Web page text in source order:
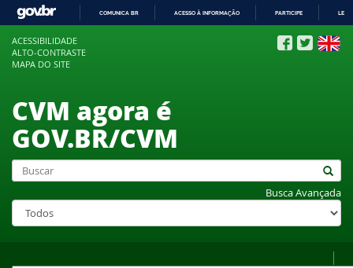
COMUNICA BR ACESSO À INFORMAÇÃO PARTICIPE
ACESSIBILIDADE
ALTO-CONTRASTE
MAPA DO SITE
CVM agora é
GOV.BR/CVM
Busca Avançada